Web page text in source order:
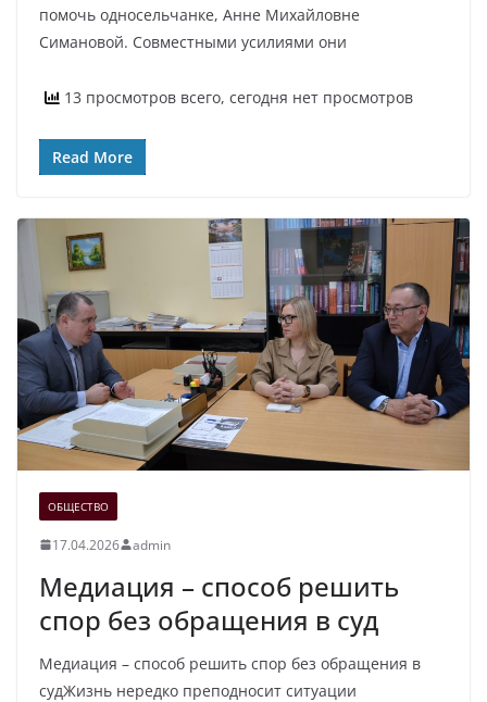
помочь односельчанке, Анне Михайловне
Симановой. Совместными усилиями они
13 просмотров всего, сегодня нет просмотров
Read More
ОБЩЕСТВО
17.04.2026 admin
Медиация – способ решить
спор без обращения в суд
Медиация – способ решить спор без обращения в
судЖизнь нередко преподносит ситуации